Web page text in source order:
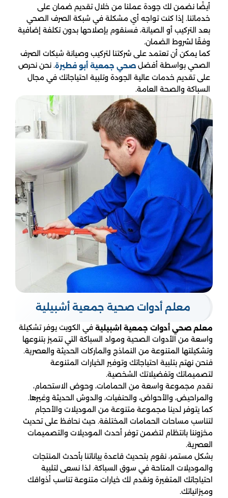
أيضًا نضمن لك جودة عملنا من خلال تقديم ضمان على
خدماتنا. إذا كنت تواجه أي مشكلة في شبكة الصرف الصحي
بعد التركيب أو الصيانة، فسنقوم بإصلاحها بدون تكلفة إضافية
وفقًا لشروط الضمان.
كما يمكن أن تعتمد على شركتنا لتركيب وصيانة شبكات الصرف
الصحي بواسطة أفضل صحي جمعية أبو فطيرة. نحن نحرص
على تقديم خدمات عالية الجودة وتلبية احتياجاتك في مجال
السباكة والصحة العامة.
معلم أدوات صحية جمعية أشبيلية
معلم صحي أدوات جمعية اشبيلية في الكويت يوفر تشكيلة
واسعة من الأدوات الصحية ومواد السباكة التي تتميز بتنوعها
وتشكيلتها المتنوعة من النماذج والماركات الحديثة والعصرية.
فنحن نهتم بتلبية احتياجاتك وتوفير الخيارات المتنوعة
لتصميماتك وتفضيلاتك الشخصية.
نقدم مجموعة واسعة من الحمامات، وحوض الاستحمام،
والمراحيض، والأحواض، والحنفيات، والدوش الحديثة وغيرها.
كما يتوفر لدينا مجموعة متنوعة من الموديلات والأحجام
لتناسب مساحات الحمامات المختلفة. حيث نحافظ على تحديث
مخزوننا بانتظام لتضمن توفر أحدث الموديلات والتصميمات
العصرية.
بشكل مستمر، نقوم بتحديث قاعدة بياناتنا بأحدث المنتجات
والموديلات المتاحة في سوق السباكة. لذا نسعى لتلبية
احتياجاتك المتغيرة ونقدم لك خيارات متنوعة تناسب أذواقك
وميزانياتك.